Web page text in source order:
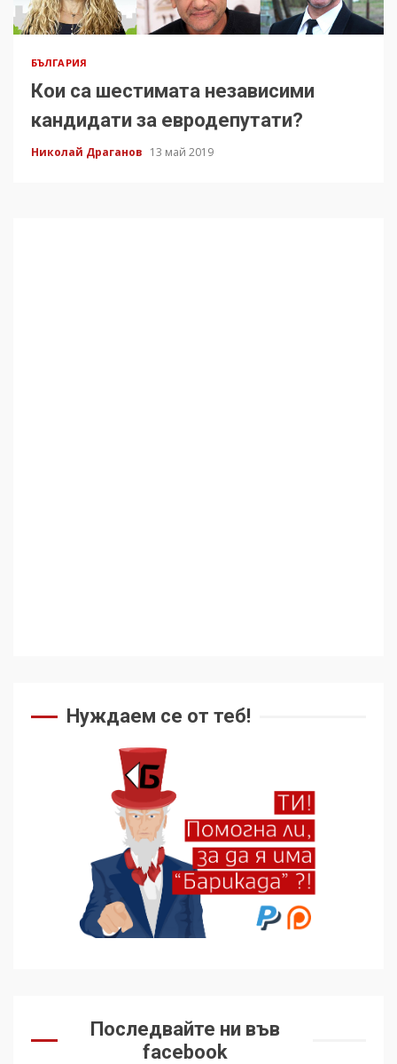
БЪЛГАРИЯ
Кои са шестимата независими
кандидати за евродепутати?
Николай Драганов 13 май 2019
Нуждаем се от теб!
Последвайте ни във
facebook